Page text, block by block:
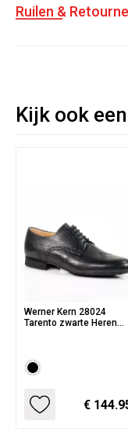
Ruilen &
Kijk ook
Werner Kern 28024
Tarento zwarte Heren
€